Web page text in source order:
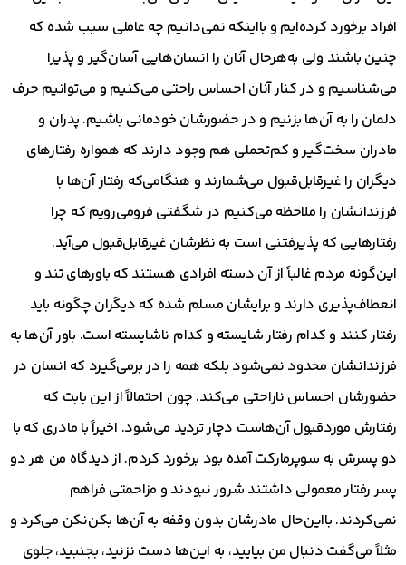
افراد برخورد کرده‌ایم و بااینکه نمی‌دانیم چه عاملی سبب شده که
چنین باشند ولی به‌هرحال آنان را انسان‌هایی آسان‌گیر و پذیرا
می‌شناسیم و در کنار آنان احساس راحتی می‌کنیم و می‌توانیم حرف
دلمان را به آن‌ها بزنیم و در حضورشان خودمانی باشیم. پدران و
مادران سخت‌گیر و کم‌تحملی هم وجود دارند که همواره رفتارهای
دیگران را غیرقابل‌قبول می‌شمارند و هنگامی‌که رفتار آن‌ها با
فرزندانشان را ملاحظه می‌کنیم در شگفتی فرومی‌رویم که چرا
رفتارهایی که پذیرفتنی است به نظرشان غیرقابل‌قبول می‌آید.
این‌گونه مردم غالباً از آن دسته افرادی هستند که باورهای تند و
انعطاف‌پذیری دارند و برایشان مسلم شده که دیگران چگونه باید
رفتار کنند و کدام رفتار شایسته و کدام ناشایسته است. باور آن‌ها به
فرزندانشان محدود نمی‌شود بلکه همه را در برمی‌گیرد که انسان در
حضورشان احساس ناراحتی می‌کند. چون احتمالاً از این بابت که
رفتارش موردقبول آن‌هاست دچار تردید می‌شود. اخیراً با مادری که با
دو پسرش به سوپرمارکت آمده بود برخورد کردم. از دیدگاه من هر دو
پسر رفتار معمولی داشتند شرور نبودند و مزاحمتی فراهم
نمی‌کردند. بااین‌حال مادرشان بدون وقفه به آن‌ها بکن‌نکن می‌کرد و
مثلاً می‌گفت دنبال من بیایید، به این‌ها دست نزنید، بجنبید، جلوی